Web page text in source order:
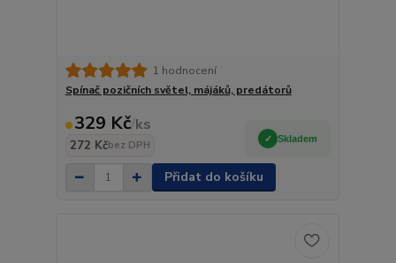
1 hodnocení
Spínač pozičních světel, májáků, predátorů
329 Kč/ks
272 Kčbez DPH
Skladem
Přidat do košíku